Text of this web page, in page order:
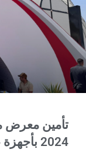
تأمين معرض
2024 بأجهزة «جاردكس» من الوادي للإتصالات